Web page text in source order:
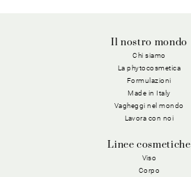
Il nostro mondo
Chi siamo
La phytocosmetica
Formulazioni
Made in Italy
Vagheggi nel mondo
Lavora con noi
Linee cosmetiche
Viso
Corpo